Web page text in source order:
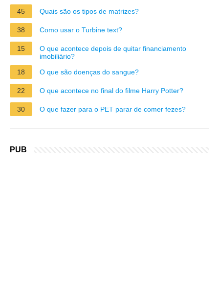
45
Quais são os tipos de matrizes?
38 Como usar o Turbine text?
15
O que acontece depois de quitar financiamento
imobiliário?
18
O que são doenças do sangue?
22 O que acontece no final do filme Harry Potter?
30 O que fazer para o PET parar de comer fezes?
PUB